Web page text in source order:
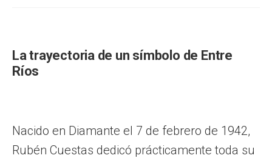
La trayectoria de un símbolo de Entre
Ríos
Nacido en Diamante el 7 de febrero de 1942,
Rubén Cuestas dedicó prácticamente toda su